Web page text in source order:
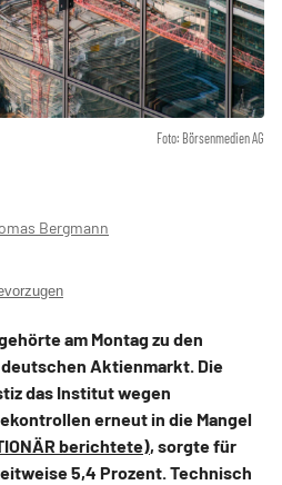
Foto: Börsenmedien AG
Bergmann
am Montag zu den
Aktienmarkt. Die
das Institut wegen
erneut in die Mangel
berichtete), sorgte für
5,4 Prozent. Technisch